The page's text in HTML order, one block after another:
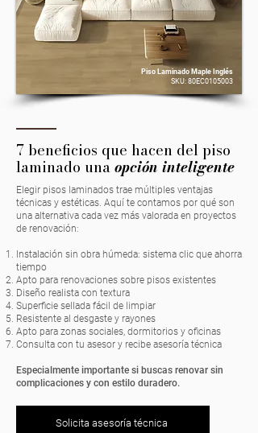
Piso Laminado Maple Inglés
SKU: 80EC0105003
7 beneficios que hacen del piso
laminado unaopción inteligente
Elegir pisos laminados trae múltiples ventajas
técnicas y estéticas. Aquí te contamos por qué son
una alternativa cada vez más valorada en proyectos
de renovación:
Instalación sin obra húmeda: sistema clic que ahorra
tiempo
Apto para renovaciones sobre pisos existentes
Diseño realista con textura
Superficie sellada fácil de limpiar
Resistente al desgaste y rayones
Apto para zonas sociales, dormitorios y oficinas
Consulta con tu asesor y recibe asesoría técnica
Especialmente importante si buscas renovar sin
complicaciones y con estilo duradero.
Solicita asesoría técnica